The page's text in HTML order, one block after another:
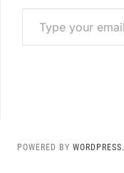
Type your email…
POWERED BY WORDPRESS.